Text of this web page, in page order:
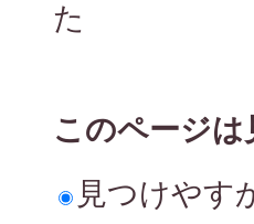
た
このページ
見つけやす